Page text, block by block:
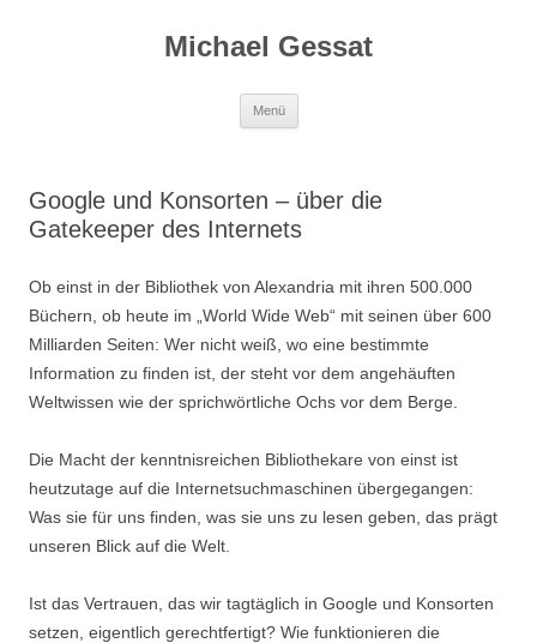
Michael Gessat
Menü
Google und Konsorten – über die
Gatekeeper des Internets
Ob einst in der Bibliothek von Alexandria mit ihren 500.000
Büchern, ob heute im „World Wide Web“ mit seinen über 600
Milliarden Seiten: Wer nicht weiß, wo eine bestimmte
Information zu finden ist, der steht vor dem angehäuften
Weltwissen wie der sprichwörtliche Ochs vor dem Berge.
Die Macht der kenntnisreichen Bibliothekare von einst ist
heutzutage auf die Internetsuchmaschinen übergegangen:
Was sie für uns finden, was sie uns zu lesen geben, das prägt
unseren Blick auf die Welt.
Ist das Vertrauen, das wir tagtäglich in Google und Konsorten
setzen, eigentlich gerechtfertigt? Wie funktionieren die